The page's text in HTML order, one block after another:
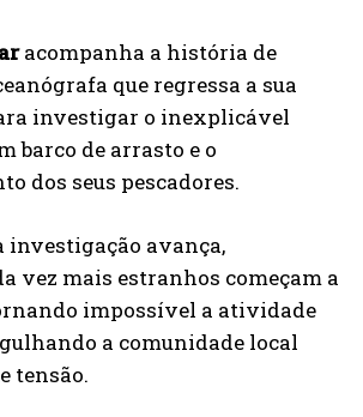
acompanha a história de
que regressa a sua
investigar o inexplicável
barco de arrasto e o
dos seus pescadores.
investigação avança,
vez mais estranhos começam a
impossível a atividade
a comunidade local
tensão.